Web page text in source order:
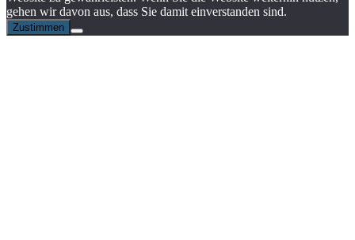
gehen wir davon aus, dass Sie damit einverstanden sind.
Zustimmen